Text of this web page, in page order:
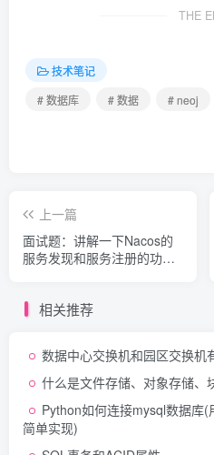
THE
技术笔记
# 数据库
# 数据 # neoj
上一篇
面试题：讲解一下Nacos的
服务发现和服务注册的功
相关推荐
数据中心交换机和园区交换机
什么是文件存储、对象存储、
Python如何连接mysql数据库
简单实现)